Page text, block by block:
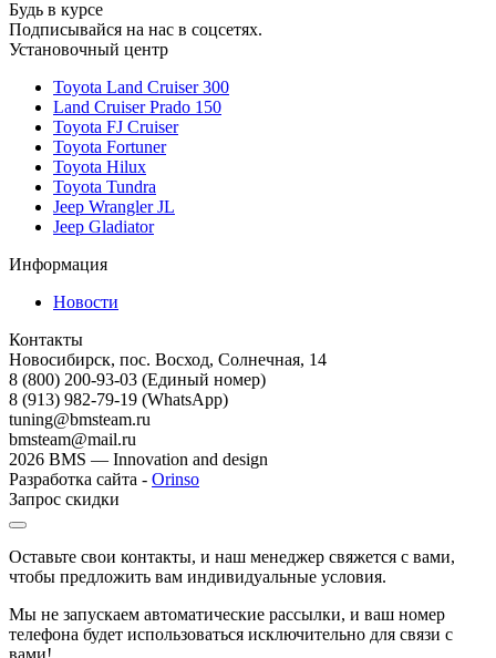
Будь в курсе
Подписывайся на нас в соцсетях.
Установочный центр
Toyota Land Cruiser 300
Land Cruiser Prado 150
Toyota FJ Cruiser
Toyota Fortuner
Toyota Hilux
Toyota Tundra
Jeep Wrangler JL
Jeep Gladiator
Информация
Новости
Контакты
Новосибирск, пос. Восход, Солнечная, 14
8 (800) 200-93-03 (Единый номер)
8 (913) 982-79-19 (WhatsApp)
tuning@bmsteam.ru
bmsteam@mail.ru
2026 BMS — Innovation and design
Разработка сайта - Orinso
Запрос скидки
Оставьте свои контакты, и наш менеджер свяжется с вами,
чтобы предложить вам индивидуальные условия.
Мы не запускаем автоматические рассылки, и ваш номер
телефона будет использоваться исключительно для связи с
вами!